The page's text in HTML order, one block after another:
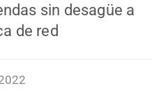
sin desagüe a
de red